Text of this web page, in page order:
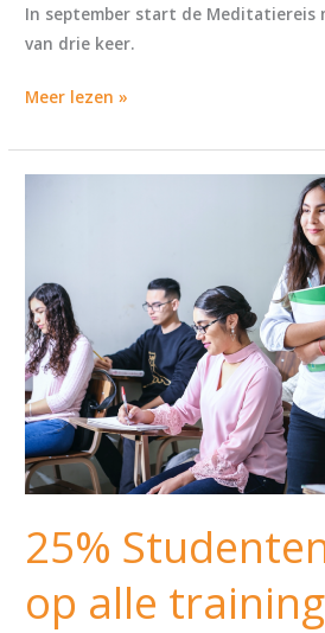
In september start de Meditatiereis
van drie keer.
Meer lezen »
25%
op alle
alle
trainingen